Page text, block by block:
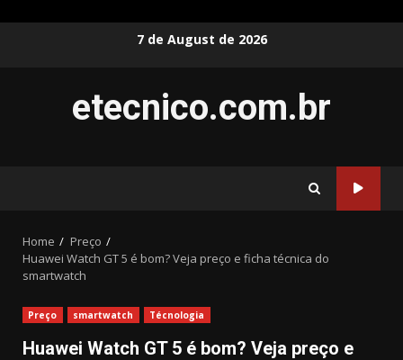
7 de August de 2026
etecnico.com.br
Home
Preço
Huawei Watch GT 5 é bom? Veja preço e ficha técnica do
smartwatch
Preço smartwatch Técnologia
Huawei Watch GT 5 é bom? Veja preço e